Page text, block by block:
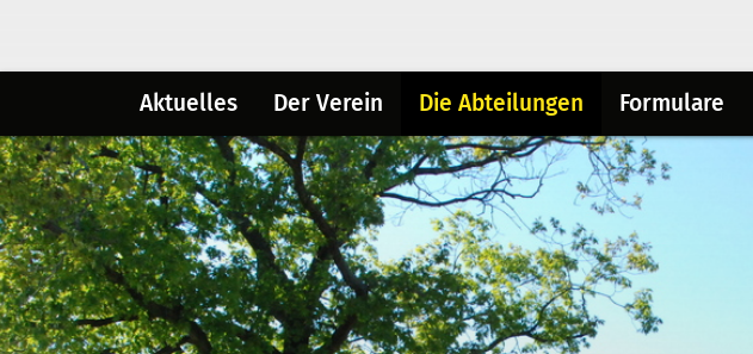
Aktuelles Der Verein Die Abteilungen Formulare